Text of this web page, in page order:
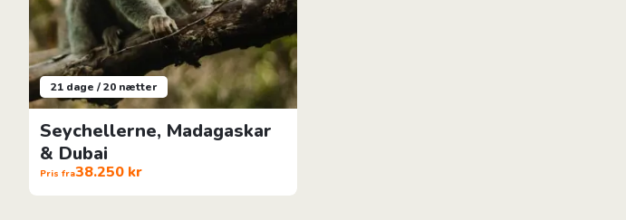
21 dage / 20 nætter
Seychellerne, Madagaskar
& Dubai
Pris fra38.250 kr